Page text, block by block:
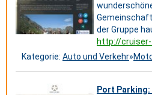
der Gruppe
http://
Kategorie: Auto und Verkehr»
Port